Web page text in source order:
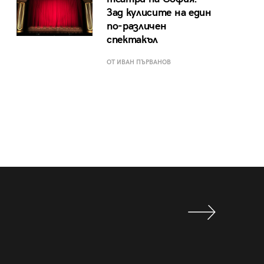
Зад кулисите на един
по-различен
спектакъл
ОТ ИВАН ПЪРВАНОВ